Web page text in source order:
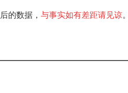
的数据，与事实如有差距请见谅。